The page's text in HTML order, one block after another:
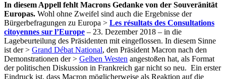
In diesem Appell fehlt Macrons Gedanke von der Souveränität
Europas. Wohl ohne Zweifel sind auch die Ergebnisse der
Bürgerbefragungen zu Europa > Les résultats des Consultations
citoyennes sur l’Europe – 23. Dezember 2018 – in die
Lagebeurteilung des Präsidenten mit eingeflossen. In diesem Sinne
ist der > Grand Débat National, den Präsident Macron nach den
Demonstrationen der > Gelben Westen angestoßen hat, als Format
der politischen Diskussion in Frankreich gar nicht so neu. Ein erster
Eindruck ist, dass Macron möglicherweise als Reaktion auf die